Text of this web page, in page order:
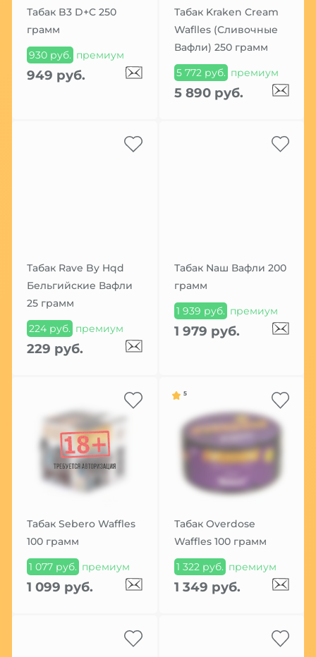
Табак B3 D+C 250
грамм
930 руб. премиум
949 руб.
Табак Kraken Cream
Waflles (Сливочные
Вафли) 250 грамм
5 772 руб. премиум
5 890 руб.
Табак Rave By Hqd
Бельгийские Вафли
25 грамм
224 руб. премиум
229 руб.
Табак Nаш Вафли 200
грамм
1 939 руб. премиум
1 979 руб.
Табак Sebero Waffles
100 грамм
1 077 руб. премиум
1 099 руб.
5
Табак Overdose
Waffles 100 грамм
1 322 руб. премиум
1 349 руб.